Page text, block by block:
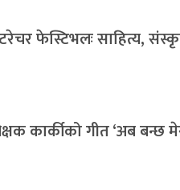
फेस्टिभलः साहित्य,
कार्कीको गीत ‘अब बन्छ